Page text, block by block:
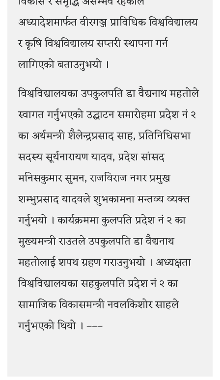
अध्यादेशमार्फत वीरगञ्ज प्राविधिक विश्वविद्यालय
र कृषि विश्वविद्यालय सप्तरी स्थापना गर्न
लागिएको बताउनुभयो ।
विश्वविद्यालयका उपकुलपति डा वैद्यनाथ महतोले
स्वागत गर्नुभएको उद्घाटन समारोहमा प्रदेश नं २
का अर्थमन्त्री शैलेन्द्रप्रसाद साह, प्रतिनिधिसभा
सदस्य सूर्यनारायण यादव, प्रदेश सांसद
मनिसकुमार सुमन, राजविराज नगर प्रमुख
शम्भुप्रसाद यादवले शुभकामना मन्तव्य व्यक्त
गर्नुभयो । कार्यक्रममा कुलपति प्रदेश नं २ का
मुख्यमन्त्री राउतले उपकुलपति डा वैद्यनाथ
महतोलाई शपथ ग्रहण गराउनुभयो । अध्यक्षता
विश्वविद्यालयका सहकुलपति प्रदेश नं २ का
सामाजिक विकासमन्त्री नवलकिशोर साहले
गर्नुभएको थियो । –––